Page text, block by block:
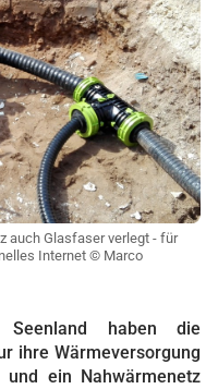
auch Glasfaser verlegt - für
Internet © Marco
haben die
ihre Wärmeversorgung
ein Nahwärmenetz